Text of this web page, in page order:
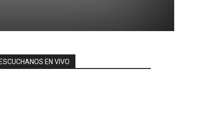
ESCUCHANOS EN VIVO